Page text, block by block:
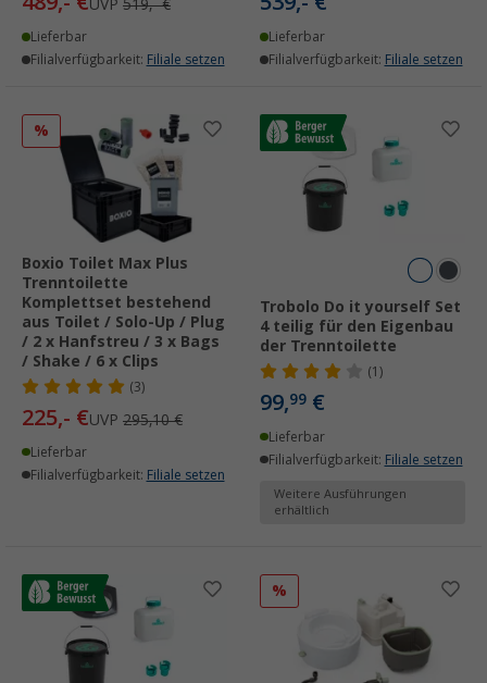
UVP 519,- €
Lieferbar
Filialverfügbarkeit: Filiale setzen
Lieferbar
Filialverfügbarkeit: Filiale setzen
%
Boxio Toilet Max Plus
Trenntoilette
Komplettset bestehend
aus Toilet / Solo-Up / Plug
/ 2 x Hanfstreu / 3 x Bags
/ Shake / 6 x Clips
(3)
225,- €UVP 295,10 €
Lieferbar
Filialverfügbarkeit: Filiale setzen
Trobolo Do it yourself Set
4 teilig für den Eigenbau
der Trenntoilette
(1)
99,99 €
Lieferbar
Filialverfügbarkeit: Filiale setzen
Weitere Ausführungen
erhältlich
%